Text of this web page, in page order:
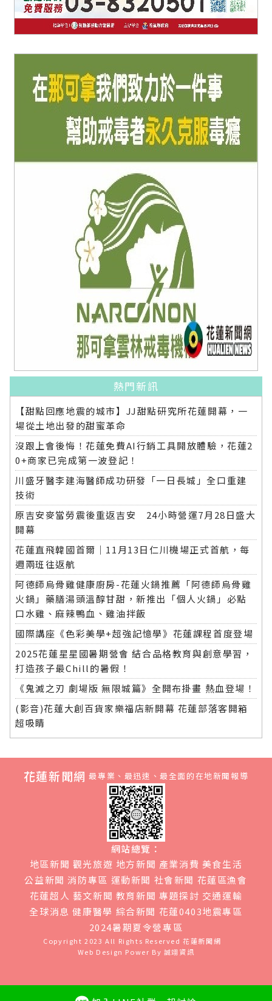
熱門新訊
【甜點回應地震的城市】JJ甜點研究所花蓮開幕，一
場從土地出發的甜蜜革命
沒跟上會後悔！花蓮免費AI行銷工具開放體驗，花蓮2
0+商家已完成第一波登記！
川盛牙醫李建海醫師成功研發「一日長城」全口重建
技術
原吉安麥當勞震後重返吉安 24小時營運7月28日盛大
開幕
花蓮直飛韓國首爾｜11月13日仁川機場正式首航，每
週兩班往返航
阿德師烏骨雞健康廚房-花蓮火鍋推薦「阿德師烏骨雞
火鍋」藥膳湯頭溫醇甘甜，新推出「個人火鍋」必點
口水雞、麻辣鴨血、雞油拌飯
國際講座《色彩美學+超強記憶學》花蓮課程首度登場
2025花蓮星星國暑期營會 結合品格教育與創意學習，
打造孩子最Chill的暑假！
《鬼滅之刃 劇場版 無限城篇》全開布掛畫 熱血登場！
(影音)花蓮大創百貨家樂福店新開幕 花蓮部落客開箱
超吸睛
花蓮新聞網 最專業、最迅速、最全面的在地新聞報導
網站總覽：
地區新聞 觀光旅遊 地方新聞 產業消費 美食生活
公益新聞 消防專區 運動新聞 社會新聞 花蓮區漁會
花蓮超人 藝文新聞 教育新聞 專題探討 交通運輸
全球消息 健康醫學 綜合新聞 花蓮0403地震專區
2024暑期夏令營專區
Copyright 2023 All Rights Reserved花蓮新聞網
Web Design Power By 誠翊資訊